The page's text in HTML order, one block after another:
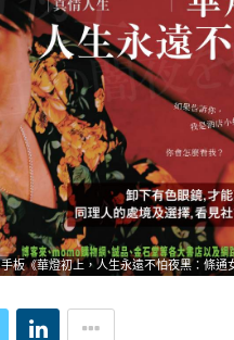
手板《華燈初上，人生永遠不怕夜黑：條通